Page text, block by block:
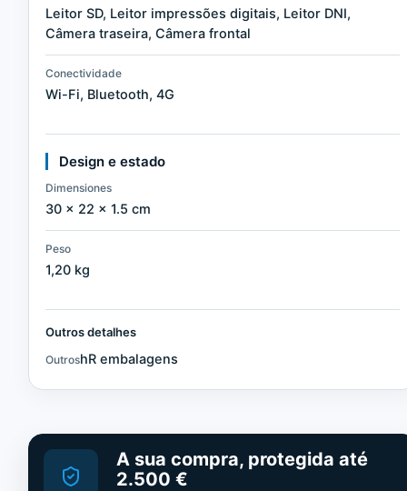
Leitor SD, Leitor impressões digitais, Leitor DNI,
Câmera traseira, Câmera frontal
Conectividade
Wi-Fi, Bluetooth, 4G
Design e estado
Dimensiones
30 × 22 × 1.5 cm
Peso
1,20 kg
Outros detalhes
OutroshR embalagens
A sua compra, protegida até
2.500 €